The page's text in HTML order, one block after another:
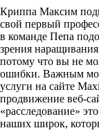
Криппа Максим
свой первый
в команде Пепа
зрения
потому что вы не
ошибки. Важным
услуги на сайте
продвижение веб-
«расследование»
наших широк,